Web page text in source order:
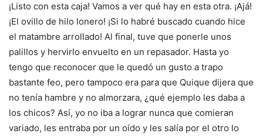
¡Listo con esta caja! Vamos a ver qué hay en esta otra. ¡Ajá!
¡El ovillo de hilo lonero! ¡Si lo habré buscado cuando hice
el matambre arrollado! Al final, tuve que ponerle unos
palillos y hervirlo envuelto en un repasador. Hasta yo
tengo que reconocer que le quedó un gusto a trapo
bastante feo, pero tampoco era para que Quique dijera que
no tenía hambre y no almorzara, ¿qué ejemplo les daba a
los chicos? Así, yo no iba a lograr nunca que comieran
variado, les entraba por un oído y les salía por el otro lo